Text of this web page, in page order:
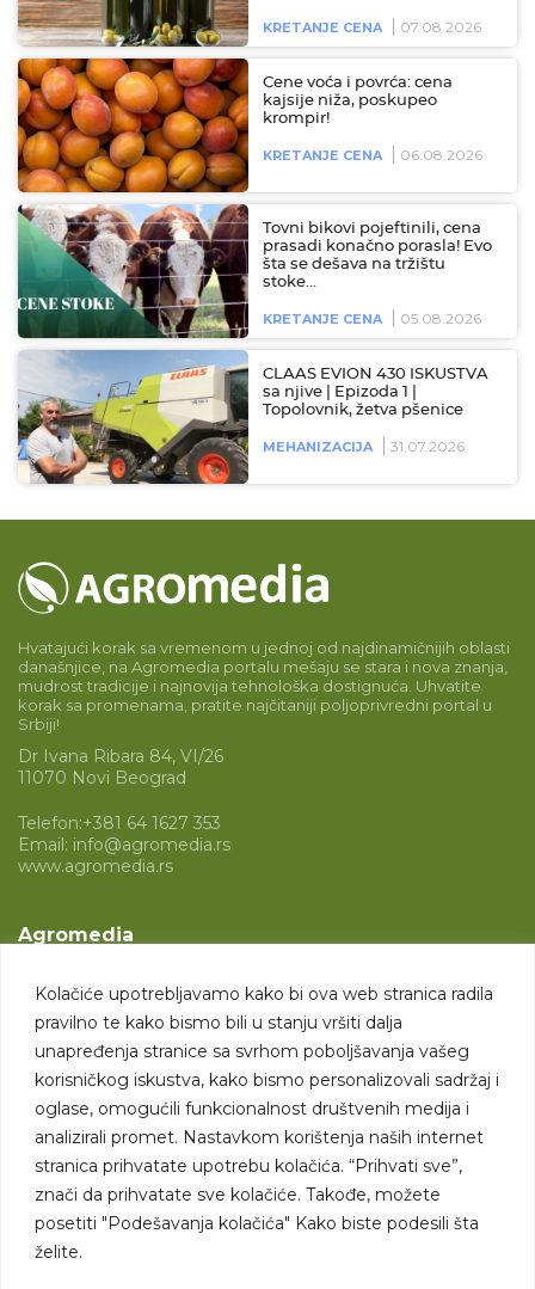
Kolačiće upotrebljavamo kako bi ova web stranica radila
pravilno te kako bismo bili u stanju vršiti dalja
unapređenja stranice sa svrhom poboljšavanja vašeg
korisničkog iskustva, kako bismo personalizovali sadržaj i
oglase, omogućili funkcionalnost društvenih medija i
analizirali promet. Nastavkom korištenja naših internet
stranica prihvatate upotrebu kolačića. “Prihvati sve”,
znači da prihvatate sve kolačiće. Takođe, možete
posetiti "Podešavanja kolačića" Kako biste podesili šta
želite.
KRETANJE CENA 07.08.2026
Cene voća i povrća: cena
kajsije niža, poskupeo
krompir!
KRETANJE CENA 06.08.2026
Tovni bikovi pojeftinili, cena
prasadi konačno porasla! Evo
šta se dešava na tržištu
stoke…
KRETANJE CENA 05.08.2026
CLAAS EVION 430 ISKUSTVA
sa njive | Epizoda 1 |
Topolovnik, žetva pšenice
MEHANIZACIJA 31.07.2026
Hvatajući korak sa vremenom u jednoj od najdinamičnijih oblasti
današnjice, na Agromedia portalu mešaju se stara i nova znanja,
mudrost tradicije i najnovija tehnološka dostignuća. Uhvatite
korak sa promenama, pratite najčitaniji poljoprivredni portal u
Srbiji!
Dr Ivana Ribara 84, VI/26
11070 Novi Beograd
Telefon:+381 64 1627 353
Email: info@agromedia.rs
www.agromedia.rs
Agromedia
Svet poljoprivrede
Marketing usluge
Tražimo saradnike
Kontakt
Kontakt